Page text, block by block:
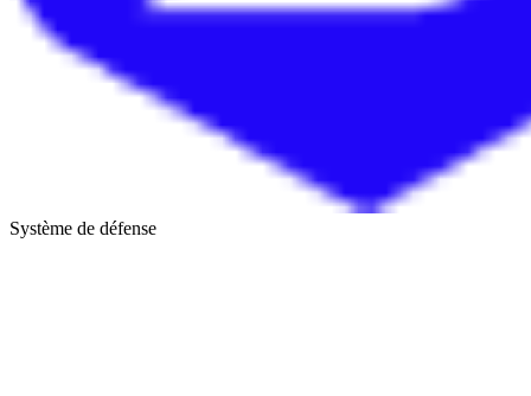
Système de défense